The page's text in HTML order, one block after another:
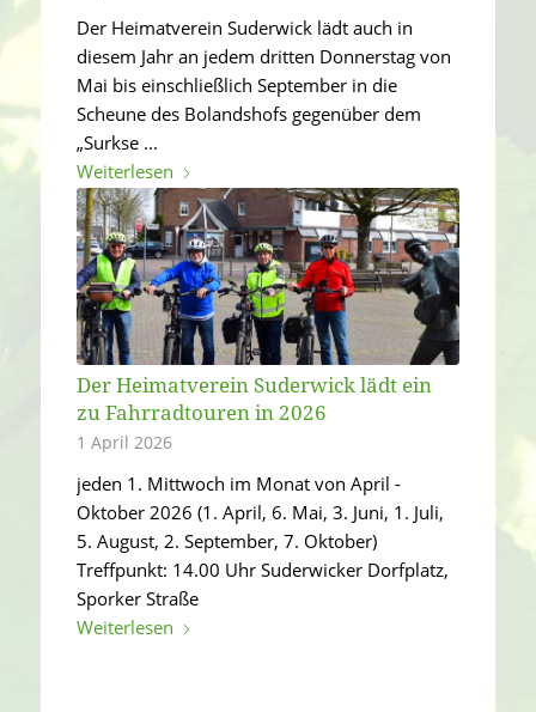
Der Heimatverein Suderwick lädt auch in
diesem Jahr an jedem dritten Donnerstag von
Mai bis einschließlich September in die
Scheune des Bolandshofs gegenüber dem
„Surkse ...
Weiterlesen
Der Heimatverein Suderwick lädt ein
zu Fahrradtouren in 2026
1 April 2026
jeden 1. Mittwoch im Monat von April -
Oktober 2026 (1. April, 6. Mai, 3. Juni, 1. Juli,
5. August, 2. September, 7. Oktober)
Treffpunkt: 14.00 Uhr Suderwicker Dorfplatz,
Sporker Straße
Weiterlesen